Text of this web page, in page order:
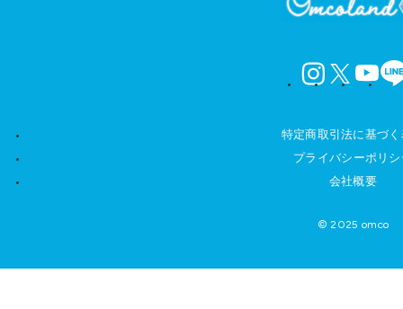
instagram
X YouTubeLINE
特定商取引法に基づ
プライバシーポリ
会社概要
© 2025 omco